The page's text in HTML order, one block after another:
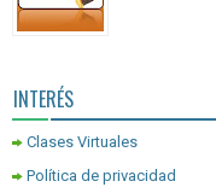
INTERÉS
Clases Virtuales
Política de privacidad